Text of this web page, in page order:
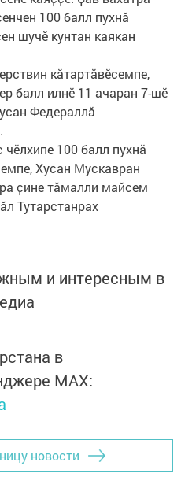
100 балл пухнӑ
шучӗ кунтан каякан
кӑтартӑвӗсемпе,
балл илнӗ 11 ачаран 7-шӗ
Федераллӑ
100 балл пухнӑ
Хусан Мускавран
ҫине тӑмалли майсем
Тутарстанрах
и интересным в
в
MАХ:
новости